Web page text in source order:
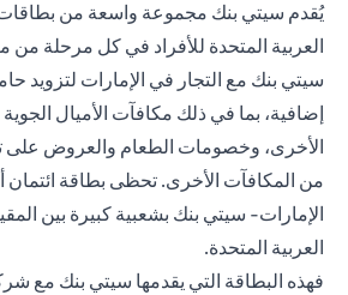
يُقدم سيتي بنك مجموعة واسعة من بطاقات
العربية المتحدة للأفراد في كل مرحلة من
سيتي بنك مع التجار في الإمارات لتزويد
إضافية، بما في ذلك مكافآت الأميال
الأخرى، وخصومات الطعام والعروض على
من المكافآت الأخرى. تحظى بطاقة ائتمان
الإمارات- سيتي بنك بشعبية كبيرة بين
العربية المتحدة.
فهذه البطاقة التي يقدمها سيتي بنك مع